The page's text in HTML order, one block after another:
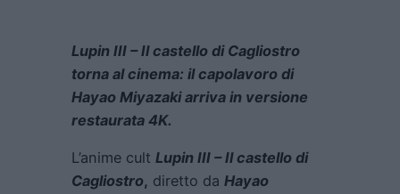
Lupin III – Il castello di Cagliostro
torna al cinema: il capolavoro di
Hayao Miyazaki arriva in versione
restaurata 4K.
L’anime cult Lupin III – Il castello di
Cagliostro, diretto da Hayao